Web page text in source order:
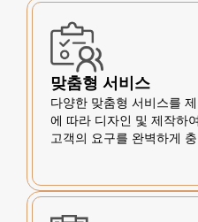
맞춤형 서비스
다양한 맞춤형 서비스를
에 따라 디자인 및 제작하
고객의 요구를 완벽하게